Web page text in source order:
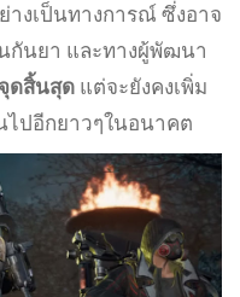
งเป็นทางการณ์ ซึ่งอาจ
กันยา และทางผู้พัฒนา
ดสิ้นสุด แต่จะยังคงเพิ่ม
ไปอีกยาวๆในอนาคต